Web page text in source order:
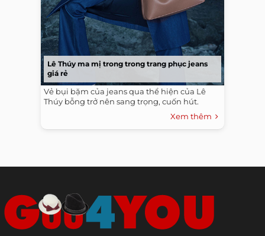
Lê Thúy ma mị trong trong trang phục jeans
giá rẻ
Vẻ bụi bặm của jeans qua thể hiện của Lê
Thúy bỗng trở nên sang trọng, cuốn hút.
Xem thêm